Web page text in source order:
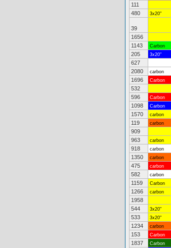
111
480
3x20"
39
1656
1143
Carbon
205
3x20"
627
2080
carbon
1696
Carbon
532
596
Carbon
1098
Carbon
1570
carbon
119
carbon
909
963
carbon
918
carbon
1350
carbon
475
carbon
582
carbon
1159
Carbon
1266
carbon
1958
544
3x20"
533
3x20"
1234
carbon
153
Carbon
1837
Carbon